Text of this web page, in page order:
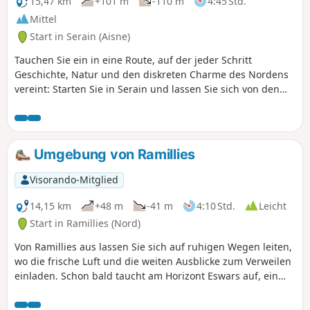
und den diskreten Charme der Landschaft von Cambrai
wiederzuentdecken.
Mittel
Start in Serain (Aisne)
Tauchen Sie ein in eine Route, auf der jeder Schritt
Geschichte, Natur und den diskreten Charme des Nordens
vereint: Starten Sie in Serain und lassen Sie sich von den
bevor Sie die friedlichen Wege von Ponchaux erreichen. Die
Route führt dann weiter nach Vaux Le Prêtre und bietet
abwechselnd schattiges Unterholz, idyllische Weiden und
unerwartete Ausblicke auf das Tal der Serre. Dieser
sorgfältig markierte Rückweg führt Sie über kleine Straßen
und Feldwege zurück nach Serain. Zwischen einer Pause
am Brunnen von Beaurevoir und dem rustikalen Charme
der Bauernhöfe von Ponchaux werden Ihre Sinne ständig
angeregt: Vogelgezwitscher, der Duft des Heidelands und
die Silhouetten der Glockentürme am Horizont prägen
diesen Ausflug, der für jedermann zugänglich ist.
Umgebung von Ramillies
Visorando-Mitglied
14,15 km
+48 m -41 m 4:10 Std.
Leicht
Start in Ramillies (Nord)
Von Ramillies aus lassen Sie sich auf ruhigen Wegen leiten,
wo die frische Luft und die weiten Ausblicke zum Verweilen
einladen. Schon bald taucht am Horizont Eswars auf, ein
Landschaft des Cambrésis typische Ruhe widerspiegelt. Auf